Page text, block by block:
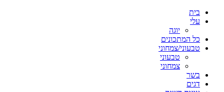
בית
עלי
יוגה
כל המתכונים
טבעוני/צמחוני
טבעוני
צמחוני
בשר
דגים